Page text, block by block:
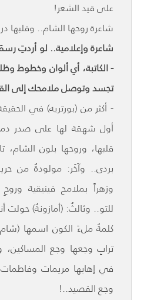
على قيد الشعر!
شاعرة روحها الشام.. وقلبها
شاعرة وإعلامية.. لو أردتِ رسمَ
- الكاتبة، أي ألوان وخطوط
تجسد وتوصل ملامحك إلى
- أكثر من (بورتريه) في
أول شهقة لها على صدر
قلبها، وروحها بلون
بردى.. وآخَر: مولودةٌ من
وزهراً بملامح فينيقية
للتو.. وثالثٌ: (أمازونةٌ) حولت
كلمةٌ ملءَ الكون اسمها
ترابٍ وجعها وجع المساكين،
في إهابها مريمات وفاطمات
وجع القصيد..!